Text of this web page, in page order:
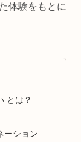
体験をもとに
とは？
ーション